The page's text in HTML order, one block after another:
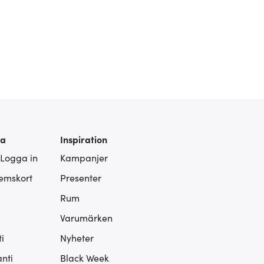
in
Inspiration
Kampanjer
Presenter
Rum
Varumärken
Nyheter
Black Week